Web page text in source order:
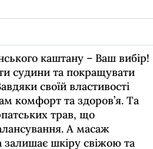
каштану – Ваш вибір!
судини та покращувати
своїй властивості
комфорт та здоров’я. Та
трав, що
А масаж
шкіру свіжою та